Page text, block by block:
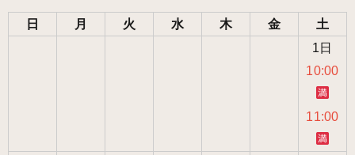
日 月 火 水 木 金
土
1日
10:00
11:00